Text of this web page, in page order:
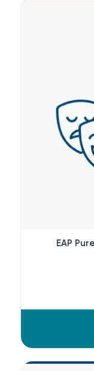
EAP